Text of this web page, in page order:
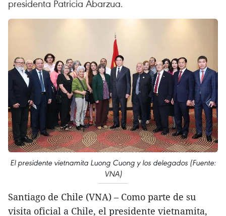
presidenta Patricia Abarzua.
El presidente vietnamita Luong Cuong y los delegados (Fuente:
VNA)
Santiago de Chile (VNA) – Como parte de su
visita oficial a Chile, el presidente vietnamita,